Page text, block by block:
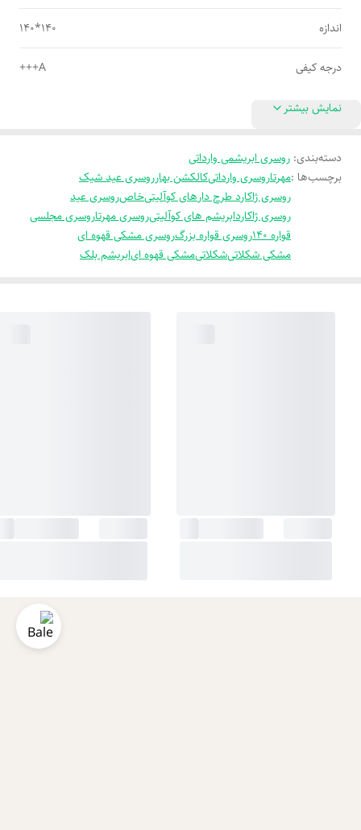
اندازه 140*140
درجه کیفی A+++
نمایش بیشتر
دسته‌بندی: روسری ابریشمی وارداتی
برچسب‌ها :مهرتاروسری وارداتیکالکشن بهارروسری عید شیک
روسری ژاکارد طرح دارهای کوآلیتیخاصروسری عید
روسری ژاکاردابریشم های کوآلیتیروسری مهرتاروسری مجلسی
قواره 140
روسری قواره بزرگروسری مشکی قهوه ای
مشکی شکلاتیشکلاتیمشکی قهوه ایابریشم بلک